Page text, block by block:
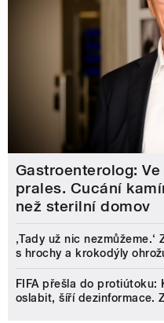
Gastroenterolog:
prales. Cucání
než sterilní domov
‚Tady už nic
s hrochy a krokodýly
FIFA přešla do protiútoku:
oslabit, šíří dezinformace.